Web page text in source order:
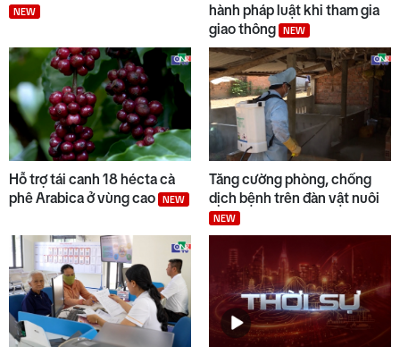
NEW
hành pháp luật khi tham gia
giao thông
NEW
Hỗ trợ tái canh 18 hécta cà
phê Arabica ở vùng cao
NEW
Tăng cường phòng, chống
dịch bệnh trên đàn vật nuôi
NEW